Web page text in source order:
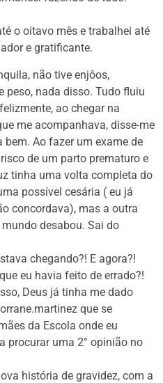
o oitavo mês e trabalhei até
e gratificante.
não tive enjôos,
peso, nada disso. Tudo fluiu
ao chegar na
me acompanhava, disse-me
Ao fazer um exame de
de um parto prematuro e
tinha uma volta completa do
possível cesária ( eu já
concordava), mas a outra
desabou. Sai do
chegando?! E agora?!
eu havia feito de errado?!
Deus já tinha me dado
que se
da Escola onde eu
procurar uma 2° opinião no
história de gravidez, com a